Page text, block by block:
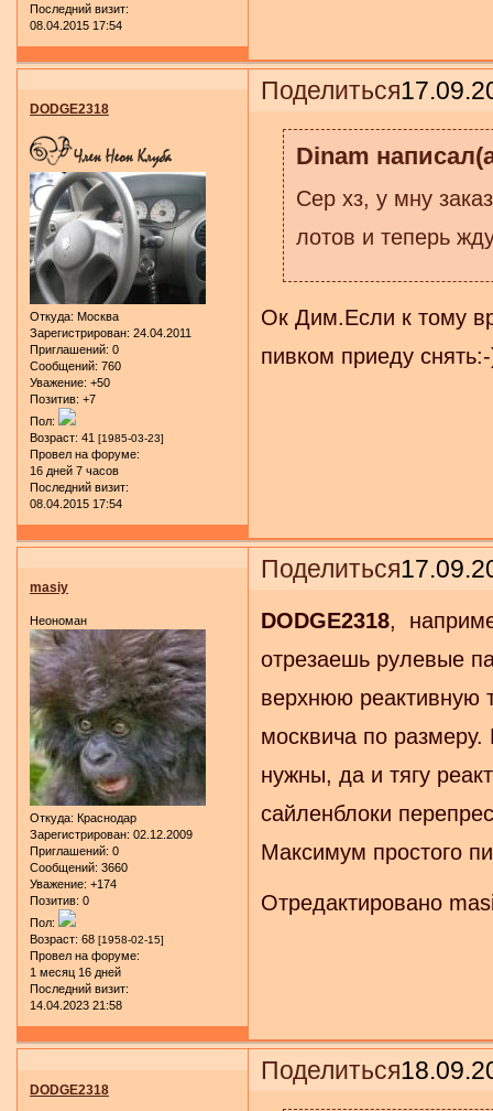
Последний визит:
08.04.2015 17:54
Поделиться
DODGE2318
Откуда: Москва
Зарегистрирован: 24.04.2011
Приглашений: 0
Сообщений: 760
Уважение: +50
Позитив: +7
Пол:
Возраст: 41 [1985-03-23]
Провел на форуме:
16 дней 7 часов
Последний визит:
08.04.2015 17:54
Dinam
Сер хз, у мну
лотов и теперь
Ок Дим.Если к тому
пивком приеду
Поделиться
masiy
Неономан
Откуда: Краснодар
Зарегистрирован: 02.12.2009
Приглашений: 0
Сообщений: 3660
Уважение: +174
Позитив: 0
Пол:
Возраст: 68 [1958-02-15]
Провел на форуме:
1 месяц 16 дней
Последний визит:
14.04.2023 21:58
DODGE2318,
отрезаешь рулевые
верхнюю реактивную
москвича по
нужны, да и тягу
сайленблоки
Максимум простого
Отредактировано
Поделиться
DODGE2318